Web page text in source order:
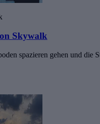
Skywalk
spazieren gehen und die